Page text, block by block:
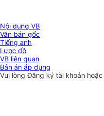
Nội dung VB
Văn bản gốc
Tiếng anh
Lược đồ
VB liên quan
Bản án áp dụng
Vui lòngĐăng ký tài khoản hoặc